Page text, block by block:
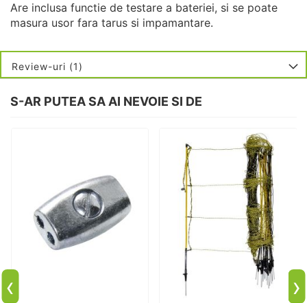
Are inclusa functie de testare a bateriei, si se poate
masura usor fara tarus si impamantare.
Review-uri 1
S-AR PUTEA SA AI NEVOIE SI DE
‹ ›